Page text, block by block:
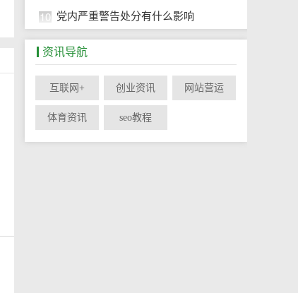
10 党内严重警告处分有什么影响
资讯导航
互联网+ 创业资讯 网站营运
体育资讯 seo教程